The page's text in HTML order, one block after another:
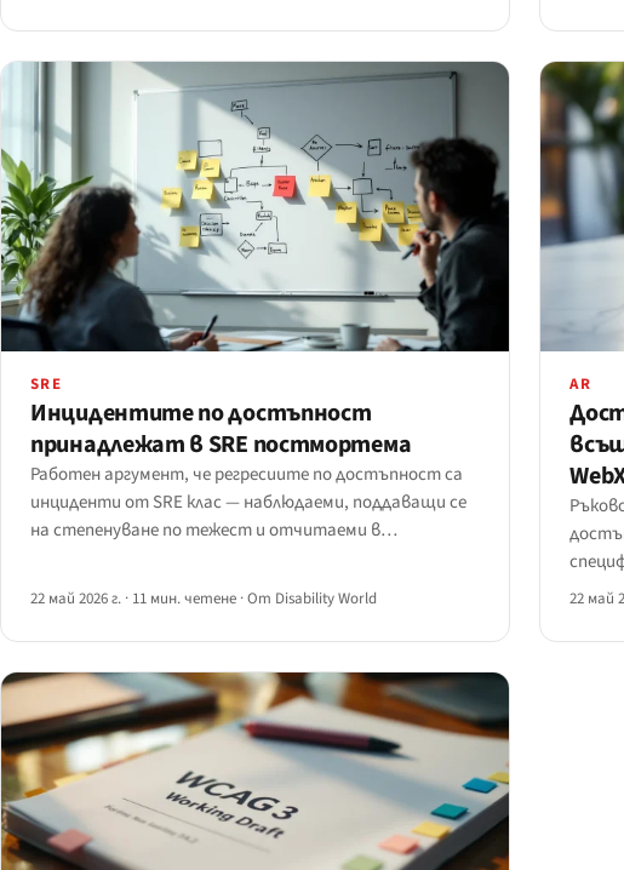
SRE
Инцидентите по достъпност
принадлежат в SRE постмортема
Работен аргумент, че регресиите по достъпност са
инциденти от SRE клас — наблюдаеми, поддаващи се
на степенуване по тежест и отчитаеми в
22 май 2026 г. · 11 мин. четене ·От Disability World
AR
е
22 май